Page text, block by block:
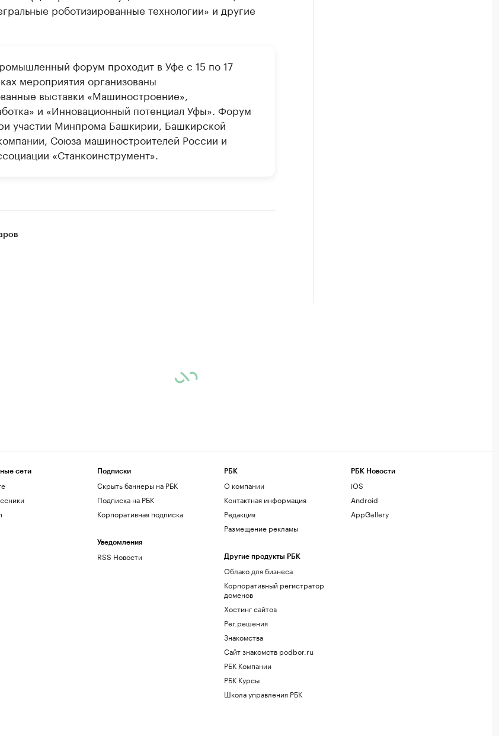
роботизированные технологии» и другие
форум проходит в Уфе с 15 по 17
мероприятия организованы
выставки «Машиностроение»,
и «Инновационный потенциал Уфы». Форум
участии Минпрома Башкирии, Башкирской
Союза машиностроителей России и
«Станкоинструмент».
сети Подписки
Скрыть баннеры на РБК
Подписка на РБК
Корпоративная подписка
Уведомления
RSS Новости
РБК
О компании
Контактная информация
Редакция
Размещение рекламы
Другие продукты РБК
Облако для бизнеса
Корпоративный регистратор
доменов
Хостинг сайтов
Рег.решения
Знакомства
Сайт знакомств podbor.ru
РБК Компании
РБК Курсы
Школа управления РБК
РБК Новости
iOS
Android
AppGallery